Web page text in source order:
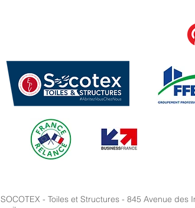
SOCOTEX - Toiles et Structures - 845 Avenue